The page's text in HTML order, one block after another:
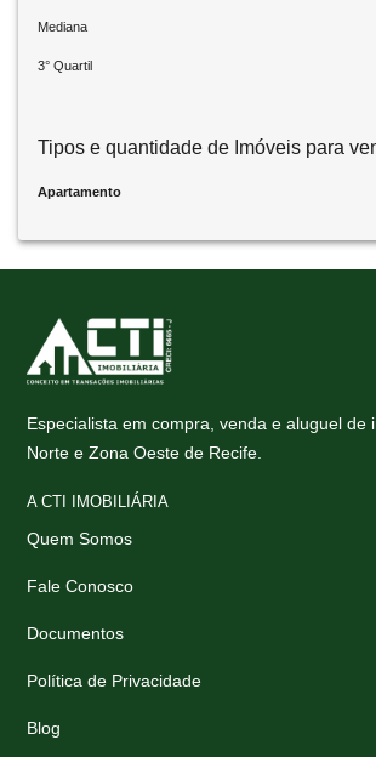
Mediana
3° Quartil
Tipos e quantidade de Imóveis para
Apartamento
Especialista em compra, venda e aluguel de
Norte e Zona Oeste de Recife.
A CTI IMOBILIÁRIA
Quem Somos
Fale Conosco
Documentos
Política de Privacidade
Blog